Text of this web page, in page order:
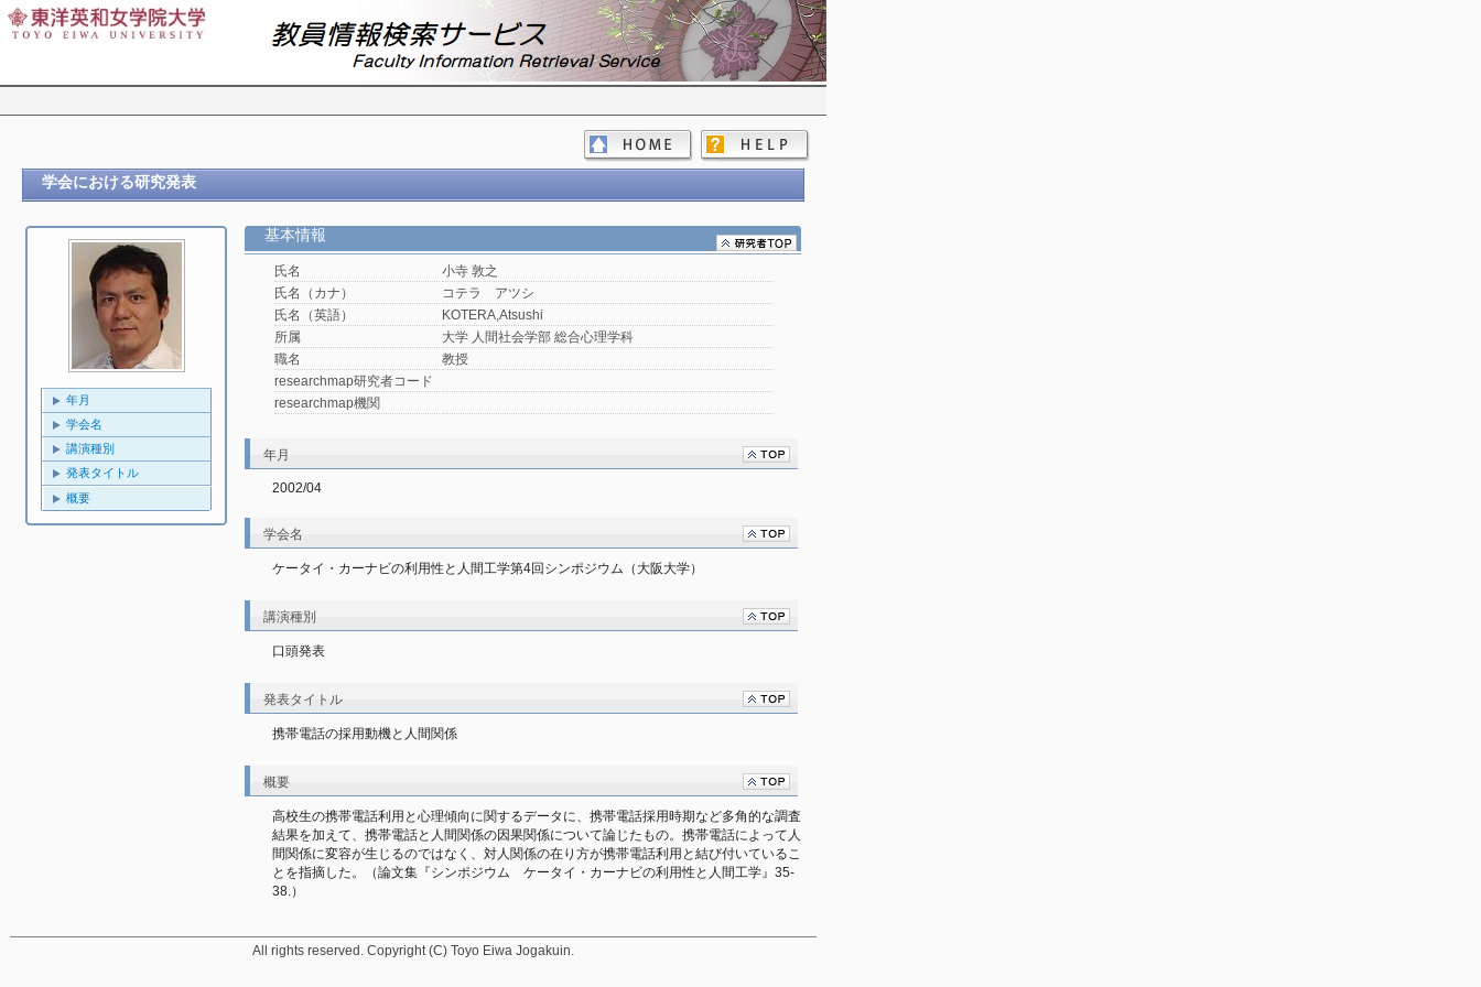
学会における研究発表
年月
学会名
講演種別
発表タイトル
概要
基本情報
氏名
小寺 敦之
氏名（カナ）
コテラ アツシ
氏名（英語）
KOTERA,Atsushi
所属
大学 人間社会学部 総合心理学科
職名
教授
researchmap研究者コード
researchmap機関
年月
2002/04
学会名
ケータイ・カーナビの利用性と人間工学第4回シンポジウム（大阪大学）
講演種別
口頭発表
発表タイトル
携帯電話の採用動機と人間関係
概要
高校生の携帯電話利用と心理傾向に関するデータに、携帯電話採用時期など多角的な調査
結果を加えて、携帯電話と人間関係の因果関係について論じたもの。携帯電話によって人
間関係に変容が生じるのではなく、対人関係の在り方が携帯電話利用と結び付いているこ
とを指摘した。（論文集『シンポジウム　ケータイ・カーナビの利用性と人間工学』35-
38.）